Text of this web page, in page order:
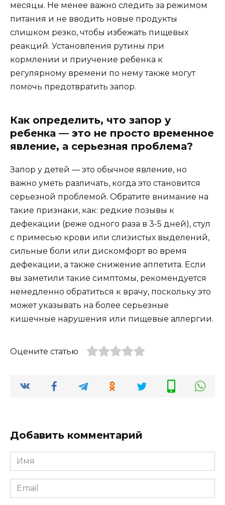
месяцы. Не менее важно следить за режимом
питания и не вводить новые продукты
слишком резко, чтобы избежать пищевых
реакций. Установления рутины при
кормлении и приучение ребенка к
регулярному времени по нему также могут
помочь предотвратить запор.
Как определить, что запор у
ребенка — это не просто временное
явление, а серьезная проблема?
Запор у детей — это обычное явление, но
важно уметь различать, когда это становится
серьезной проблемой. Обратите внимание на
такие признаки, как: редкие позывы к
дефекации (реже одного раза в 3-5 дней), стул
с примесью крови или слизистых выделений,
сильные боли или дискомфорт во время
дефекации, а также снижение аппетита. Если
вы заметили такие симптомы, рекомендуется
немедленно обратиться к врачу, поскольку это
может указывать на более серьезные
кишечные нарушения или пищевые аллергии.
Оцените статью
Добавить комментарий
Имя
*
Email
*